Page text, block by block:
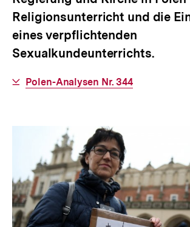
Religionsunterricht und die
eines verpflichtenden
Sexualkundeunterrichts.
Interner
Polen-Analysen Nr. 344